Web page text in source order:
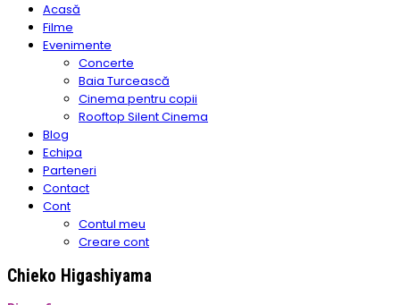
Acasă
Filme
Evenimente
Concerte
Baia Turcească
Cinema pentru copii
Rooftop Silent Cinema
Blog
Echipa
Parteneri
Contact
Cont
Contul meu
Creare cont
Chieko Higashiyama